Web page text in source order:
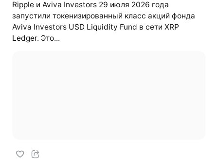
Ripple и Aviva Investors 29 июля 2026 года
запустили токенизированный класс акций фонда
Aviva Investors USD Liquidity Fund в сети XRP
Ledger. Это...